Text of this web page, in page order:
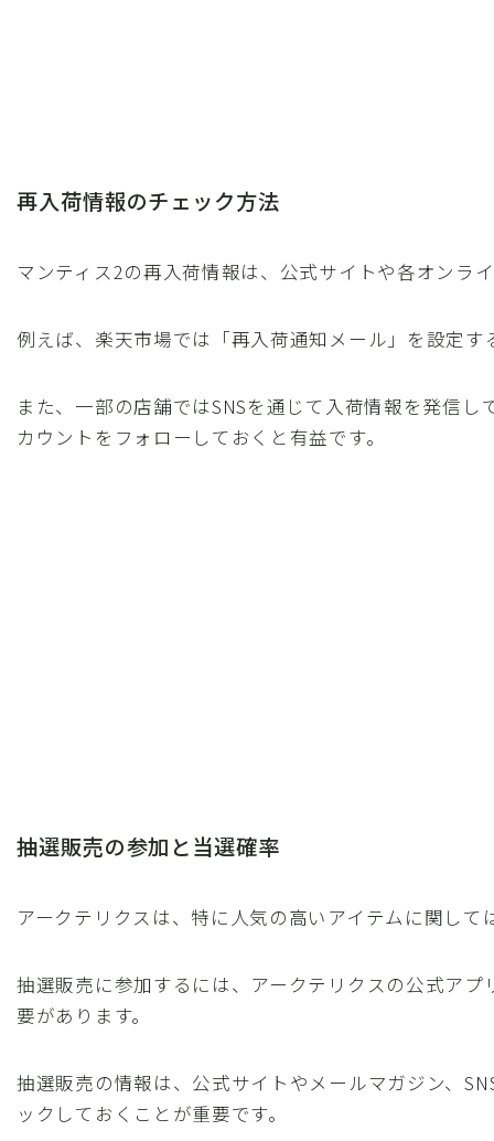
再入荷情報のチェック方法
マンティス2の再入荷情報は、公式サイトや各オンラ
例えば、楽天市場では「再入荷通知メール」を設定
また、一部の店舗ではSNSを通じて入荷情報を発信
カウントをフォローしておくと有益です。
抽選販売の参加と当選確率
アークテリクスは、特に人気の高いアイテムに関し
抽選販売に参加するには、アークテリクスの公式ア
要があります。
抽選販売の情報は、公式サイトやメールマガジン、
ックしておくことが重要です。